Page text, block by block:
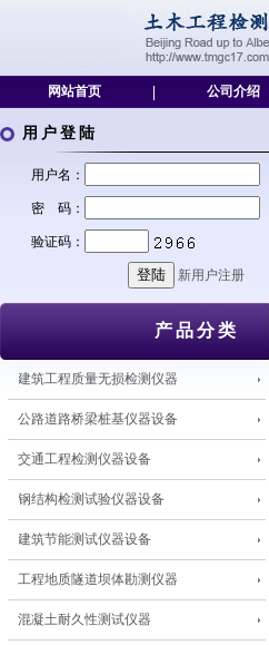
网站首页 公司介绍
用户登陆
用户名：
密 码：
验证码：
新用户注册
产品分类
建筑工程质量无损检测仪器
公路道路桥梁桩基仪器设备
交通工程检测仪器设备
钢结构检测试验仪器设备
建筑节能测试仪器设备
工程地质隧道坝体勘测仪器
混凝土耐久性测试仪器